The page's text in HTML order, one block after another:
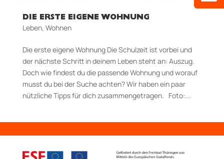
DIE ERSTE EIGENE WOHNUNG
Leben, Wohnen
Die erste eigene Wohnung Die Schulzeit ist vorbei und
der nächste Schritt in deinem Leben steht an: Auszug.
Doch wie findest du die passende Wohnung und worauf
musst du bei der Suche achten? Wir haben ein paar
nützliche Tipps für dich zusammengetragen. Foto:...